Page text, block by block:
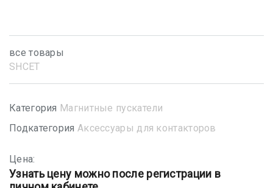
все товары
SHСET
Категория Магнитные пускатели
Подкатегория Аксессуары для контакторов
Цена:
Узнать цену можно после регистрации в